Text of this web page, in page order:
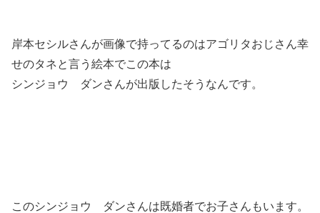
岸本セシルさんが画像で持ってるのはアゴリタおじさん幸
せのタネと言う絵本でこの本は
シンジョウ ダンさんが出版したそうなんです。
このシンジョウ ダンさんは既婚者でお子さんもいます。